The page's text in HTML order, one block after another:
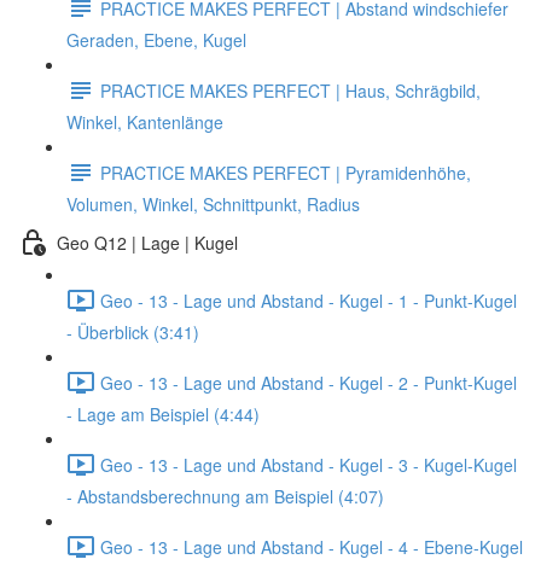
PRACTICE MAKES PERFECT | Abstand windschiefer
Geraden, Ebene, Kugel
PRACTICE MAKES PERFECT | Haus, Schrägbild,
Winkel, Kantenlänge
PRACTICE MAKES PERFECT | Pyramidenhöhe,
Volumen, Winkel, Schnittpunkt, Radius
Geo Q12 | Lage | Kugel
Geo - 13 - Lage und Abstand - Kugel - 1 - Punkt-Kugel
- Überblick (3:41)
Geo - 13 - Lage und Abstand - Kugel - 2 - Punkt-Kugel
- Lage am Beispiel (4:44)
Geo - 13 - Lage und Abstand - Kugel - 3 - Kugel-Kugel
- Abstandsberechnung am Beispiel (4:07)
Geo - 13 - Lage und Abstand - Kugel - 4 - Ebene-Kugel